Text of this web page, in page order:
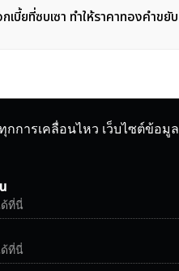
บี้ยที่ซบเซา ทำให้ราคาทองคำขยั
การเคลื่อนไหว เว็บไซต์ข้อมู
ที่นี่
ที่นี่